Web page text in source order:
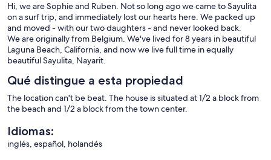
Hi, we are Sophie and Ruben. Not so long ago we came to Sayulita
on a surf trip, and immediately lost our hearts here. We packed up
and moved - with our two daughters - and never looked back.
We are originally from Belgium. We've lived for 8 years in beautiful
Laguna Beach, California, and now we live full time in equally
beautiful Sayulita, Nayarit.
Qué distingue a esta propiedad
The location can't be beat. The house is situated at 1/2 a block from
the beach and 1/2 a block from the town center.
Idiomas:
inglés, español, holandés